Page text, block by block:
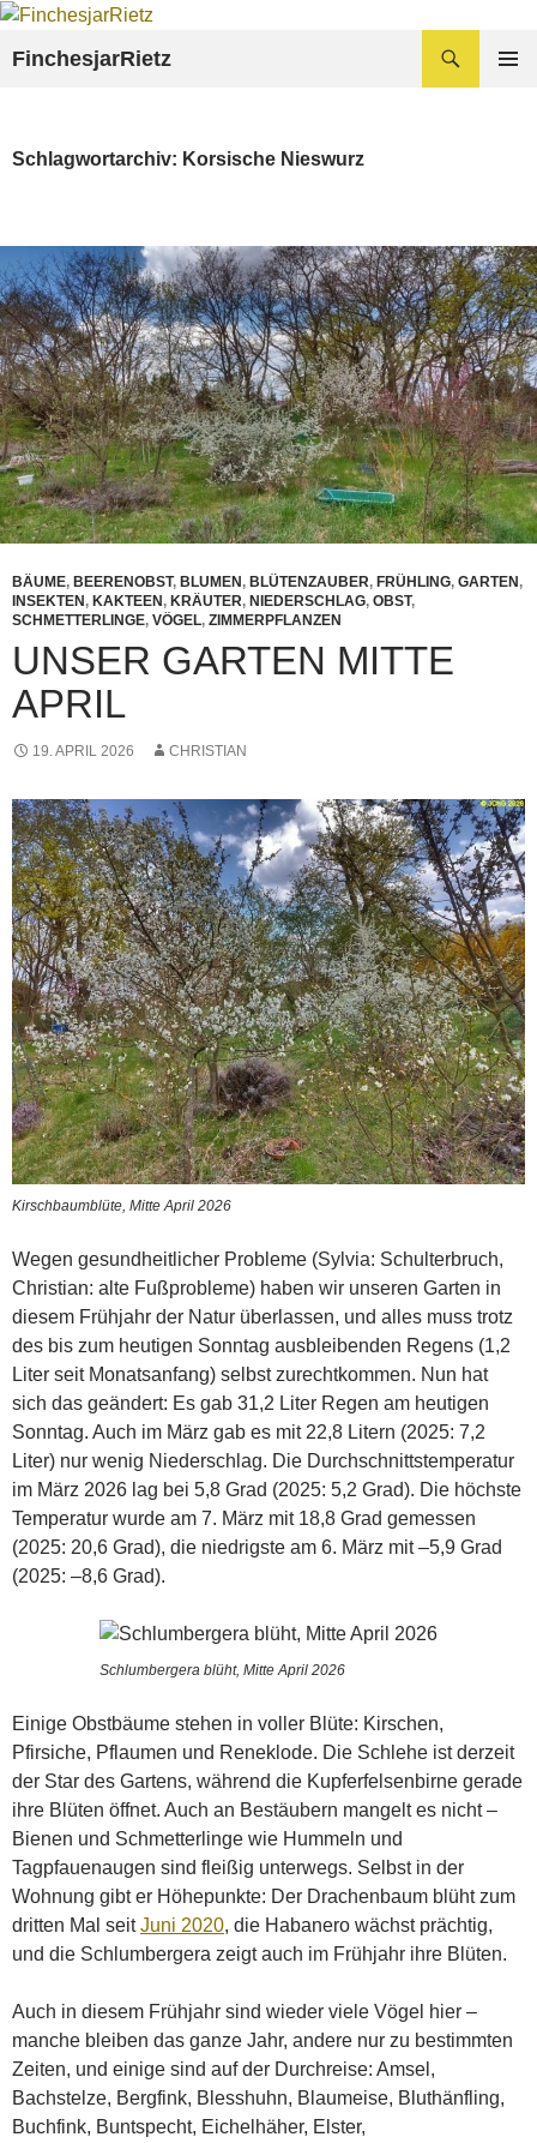
Zum
springen
FinchesjarRietz
Schlagwortarchiv: Korsische Nieswurz
BÄUME, BEERENOBST, BLUMEN, BLÜTENZAUBER, FRÜHLING, GARTEN,
INSEKTEN, KAKTEEN, KRÄUTER, NIEDERSCHLAG, OBST,
SCHMETTERLINGE, VÖGEL, ZIMMERPFLANZEN
UNSER GARTEN MITTE
APRIL
19. APRIL 2026 CHRISTIAN
Kirschbaumblüte, Mitte April 2026
Wegen gesundheitlicher Probleme (Sylvia: Schulterbruch,
Christian: alte Fußprobleme) haben wir unseren Garten in
diesem Frühjahr der Natur überlassen, und alles muss trotz
des bis zum heutigen Sonntag ausbleibenden Regens (1,2
Liter seit Monatsanfang) selbst zurechtkommen. Nun hat
sich das geändert: Es gab 31,2 Liter Regen am heutigen
Sonntag. Auch im März gab es mit 22,8 Litern (2025: 7,2
Liter) nur wenig Niederschlag. Die Durchschnittstemperatur
im März 2026 lag bei 5,8 Grad (2025: 5,2 Grad). Die höchste
Temperatur wurde am 7. März mit 18,8 Grad gemessen
(2025: 20,6 Grad), die niedrigste am 6. März mit –5,9 Grad
(2025: –8,6 Grad).
Schlumbergera blüht, Mitte April 2026
Einige Obstbäume stehen in voller Blüte: Kirschen,
Pfirsiche, Pflaumen und Reneklode. Die Schlehe ist derzeit
der Star des Gartens, während die Kupferfelsenbirne gerade
ihre Blüten öffnet. Auch an Bestäubern mangelt es nicht –
Bienen und Schmetterlinge wie Hummeln und
Tagpfauenaugen sind fleißig unterwegs. Selbst in der
Wohnung gibt er Höhepunkte: Der Drachenbaum blüht zum
dritten Mal seitJuni 2020, die Habanero wächst prächtig,
und die Schlumbergera zeigt auch im Frühjahr ihre Blüten.
Auch in diesem Frühjahr sind wieder viele Vögel hier –
manche bleiben das ganze Jahr, andere nur zu bestimmten
Zeiten, und einige sind auf der Durchreise: Amsel,
Bachstelze, Bergfink, Blesshuhn, Blaumeise, Bluthänfling,
Buchfink, Buntspecht, Eichelhäher, Elster,